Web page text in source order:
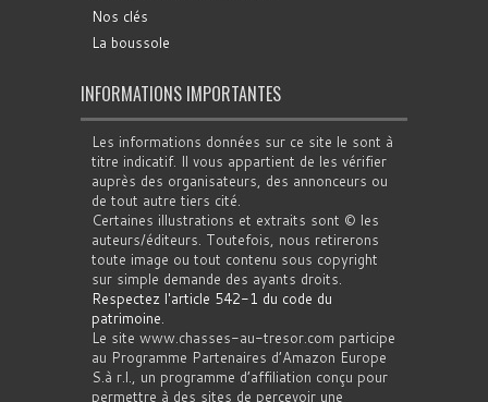
Nos clés
La boussole
INFORMATIONS IMPORTANTES
Les informations données sur ce site le sont à
titre indicatif. Il vous appartient de les vérifier
auprès des organisateurs, des annonceurs ou
de tout autre tiers cité.
Certaines illustrations et extraits sont © les
auteurs/éditeurs. Toutefois, nous retirerons
toute image ou tout contenu sous copyright
sur simple demande des ayants droits.
Respectez l'article 542-1 du code du
patrimoine.
Le site www.chasses-au-tresor.com participe
au Programme Partenaires d’Amazon Europe
S.à r.l., un programme d’affiliation conçu pour
permettre à des sites de percevoir une